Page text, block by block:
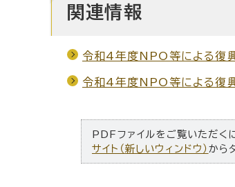
関連情報
令和4年度NPO等による復
令和4年度NPO等による復
PDFファイルをご覧いただく
サイト（新しいウィンドウ） から